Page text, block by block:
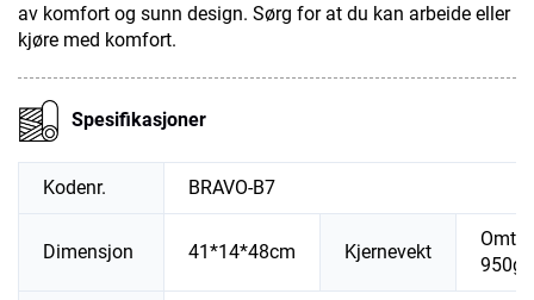
av komfort og sunn design. Sørg for at du kan arbeide eller
kjøre med komfort.
Spesifikasjoner
Kodenr. BRAVO-B7
Dimensjon 41*14*48cm Kjernevekt
950g